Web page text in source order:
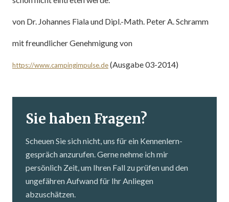
von Dr. Johannes Fiala und Dipl.-Math. Peter A. Schramm
mit freundlicher Genehmigung von
https://www.campingimpulse.de(Ausgabe 03-2014)
Sie haben Fragen?
Scheuen Sie sich nicht, uns für ein Kennenlern­
gespräch anzurufen. Gerne nehme ich mir
persönlich Zeit, um Ihren Fall zu prüfen und den
ungefähren Aufwand für Ihr Anliegen
abzuschätzen.